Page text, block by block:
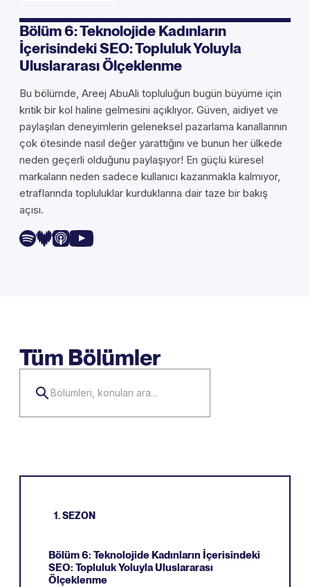
Bölüm 6: Teknolojide Kadınların
İçerisindeki SEO: Topluluk Yoluyla
Uluslararası Ölçeklenme
Bu bölümde, Areej AbuAli topluluğun bugün büyüme için
kritik bir kol haline gelmesini açıklıyor. Güven, aidiyet ve
paylaşılan deneyimlerin geleneksel pazarlama kanallarının
çok ötesinde nasıl değer yarattığını ve bunun her ülkede
neden geçerli olduğunu paylaşıyor! En güçlü küresel
markaların neden sadece kullanıcı kazanmakla kalmıyor,
etraflarında topluluklar kurduklarına dair taze bir bakış
açısı.
Tüm Bölümler
1. SEZON
Bölüm 6: Teknolojide Kadınların İçerisindeki
SEO: Topluluk Yoluyla Uluslararası
Ölçeklenme